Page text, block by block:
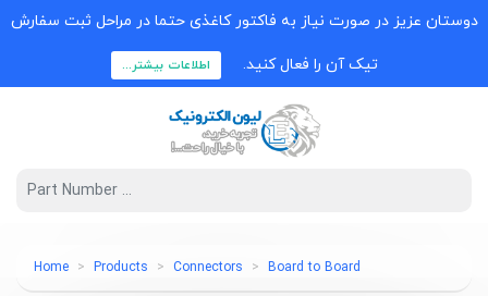
دوستان عزیز در صورت نیاز به فاکتور کاغذی حتما در مراحل ثبت سفارش
تیک آن را فعال کنید. اطلاعات بیشتر...
Home Products Connectors Board to Board